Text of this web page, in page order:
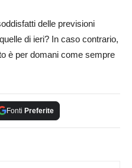
delle previsioni
di ieri? In caso contrario,
è per domani come sempre
Fonti Preferite